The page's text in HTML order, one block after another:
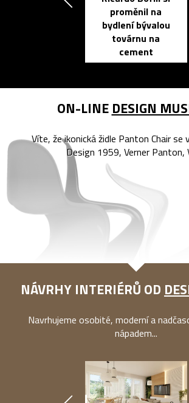
proměnil na
bydlení bývalou
továrnu na
cement
ON-LINE DESIGN
Víte, že ikonická židle Panton Chair se
Design 1959, Verner Panton,
NÁVRHY INTERIÉRŮ OD
Navrhujeme osobité, moderní a
nápadem...